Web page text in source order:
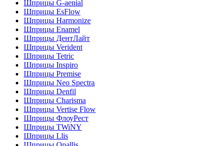
Шприцы G-aenial
Шприцы EsFlow
Шприцы Harmonize
Шприцы Enamel
Шприцы ДентЛайт
Шприцы Verident
Шприцы Tetric
Шприцы Inspiro
Шприцы Premise
Шприцы Neo Spectra
Шприцы Denfil
Шприцы Charisma
Шприцы Vertise Flow
Шприцы ФлоуРест
Шприцы TWiNY
Шприцы Llis